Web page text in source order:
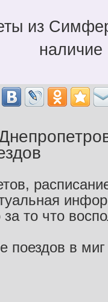
из
наличие
то что
поездов в